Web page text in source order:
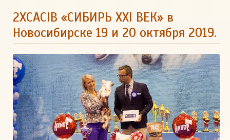
2ХCACIB «СИБИРЬ XXI ВЕК» в
Новосибирске 19 и 20 октября 2019.